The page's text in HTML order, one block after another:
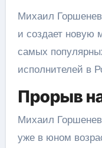
Михаил
и создает новую
самых
исполнителей в
Прорыв
Михаил
уже в юном